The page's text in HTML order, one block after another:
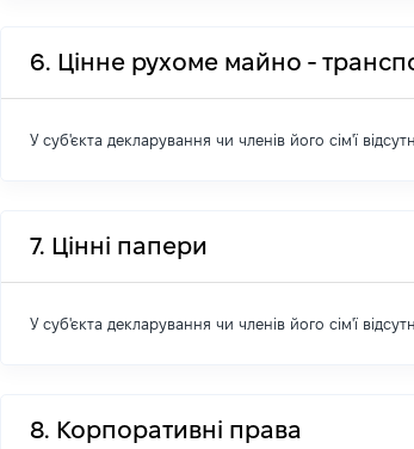
6. Цінне рухоме майно -
У суб'єкта декларування чи членів його сім'ї
7. Цінні папери
У суб'єкта декларування чи членів його сім'ї
8. Корпоративні права